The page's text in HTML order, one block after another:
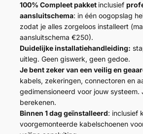
100% Compleet pakket inclusief
aansluitschema: in één oogopslag
zodat je alles zorgeloos installeert
aansluitschema €250).
Duidelijke installatiehandleiding:
uitleg. Geen giswerk, geen gedoe.
Je bent zeker van een veilig en
kabels, zekeringen, connectoren en
gedimensioneerd voor jouw systeem.
berekenen.
Binnen 1 dag geïnstalleerd: inclusief
voorgemonteerde kabelschoenen